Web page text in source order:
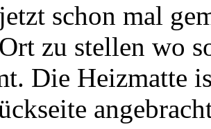
schon mal
zu stellen wo
Die Heizmatte